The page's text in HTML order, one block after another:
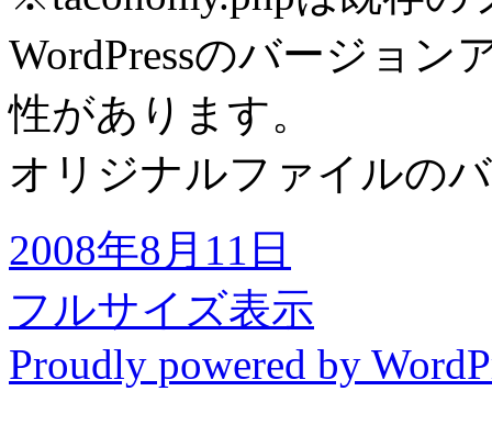
WordPressのバージョン
性があります。
オリジナルファイルの
2008年8月11日
フルサイズ表示
Proudly powered by